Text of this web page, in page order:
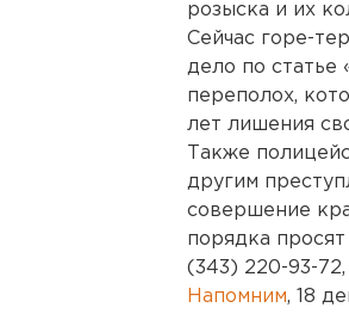
розыска и их
Сейчас горе-
дело по статье
переполох,
лет лишения
Также
другим
совершение
порядка
(343) 220-93-
Напомним, 18